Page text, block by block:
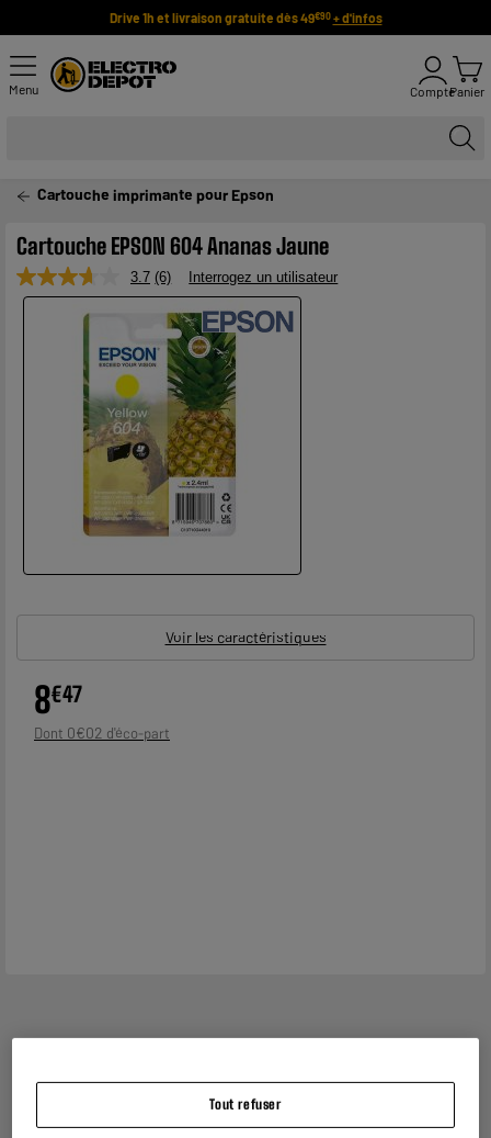
Drive 1h et livraison gratuite dès 49€90 + d'infos
Menu ComptePanier
Cartouche imprimante pour Epson
Cartouche EPSON 604 Ananas Jaune
3.7 Lire
6
avis.
Lien
sur
la
même
page.
(6) Interrogez un utilisateur
Voir les caractéristiques
8€47
Dont 0€02
Nous reprenonsgratuitementvotre ancien appareil.
Tout refuser